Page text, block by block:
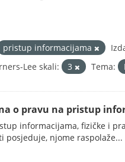
pristup informacijama
Lee skali:
3 Tema:
o pravu na pristup
informacijama, fizičke i
posjeduje, njome raspolaže...